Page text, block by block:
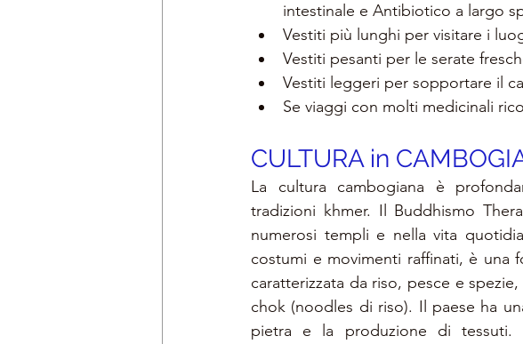
intestinale e Antibiotico a largo
Vestiti più lunghi per visitare i
Vestiti pesanti per le serate
Vestiti leggeri per sopportare il
Se viaggi con molti medicinali
CULTURA in
La cultura cambogiana è
tradizioni khmer. Il Buddhismo
numerosi templi e nella vita
costumi e movimenti raffinati, è una
caratterizzata da riso, pesce e
chok (noodles di riso). Il paese ha
pietra e la produzione di tessuti.